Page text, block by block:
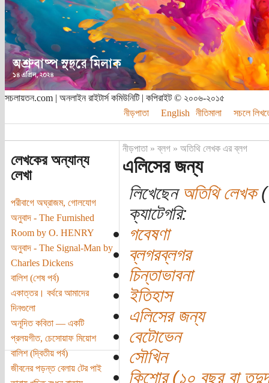
সচলায়তন.com | অনলাইন রাইটার্স কমিউনিটি | কপিরাইট © ২০০৬-২০১৫
নীড়পাতা
English নীতিমালা সচলে
লেখকের অন্যান্য
লেখা
পরীবাগে অঘ্রাজম, গোলযোগ
অনুবাদ - The Furnished
Room by O. HENRY
অনুবাদ - The Signal-Man by
Charles Dickens
বালিশ (শেষ পর্ব)
একাত্তর। বর্থরে আমাদের
দিনগুলো
অনূদিত কবিতা — একটি
প্রলয়গীত, চেসোয়াফ মিয়োশ
বালিশ (দ্বিতীয় পর্ব)
জীবনের পড়ন্ত বেলায় টের পাই
নীড়পাতা»ব্লগ» অতিথি লেখক এর ব্লগ
এলিসের জন্য
লিখেছেন অতিথি লেখক
ক্যাটেগরি:
গবেষণা
ব্লগরব্লগর
চিন্তাভাবনা
ইতিহাস
এলিসের জন্য
বেটোভেন
সৌখিন
কিশোর (১০ বছর বা